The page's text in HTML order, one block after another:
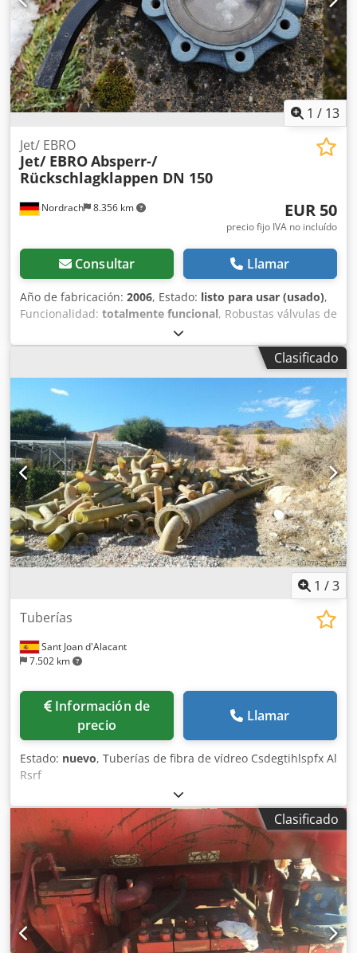
1 / 13
Nordrach 8.356 km
Jet/ EBRO
Jet/ EBROAbsperr-/
Rückschlagklappen DN 150
EUR 50
precio fijo IVA no incluído
Consultar Llamar
Año de fabricación: 2006, Estado: listo para usar (usado),
Funcionalidad: totalmente funcional, Robustas válvulas de
cierre y retención en diferentes versiones: ideales para
aplicaciones industriales en tecnologías de agua, aire y
transporte. Estas válvulas de alta calidad destacan por su
construcción robusta, estanqueidad fiable y manejo
sencillo. Perfectas para el mantenimiento, sustitución o
ampliación de instalaciones existentes. Disponibles en
varios tamaños y modelos. Listas para usar de inmediato y
en buen estado. Crodpoy Smtnjfx Al Rjf 8x 150 DN 16 PN
EBRO 2x 125 DN 16 PN EBRO 3x 150 DN 16 PN JET
Clasificado
1 /3
Sant Joan d'Alacant
7.502 km
Tuberías
Información de
precio
Llamar
Estado: nuevo, Tuberías de fibra de vídreo Csdegtihlspfx Al
Rsrf
Clasificado